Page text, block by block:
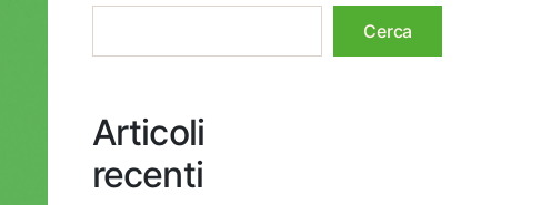
Cerca
Articoli
recenti